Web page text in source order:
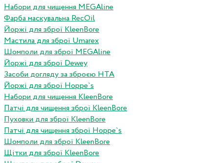
Набори для чищення MEGAline
Фарба маскувальна RecOil
Йоржі для зброї KleenBore
Мастила для зброї Umarex
Шомполи для зброї MEGAline
Йоржі для зброї Dewey
Засоби догляду за зброєю HTA
Йоржі для зброї Hoppe`s
Набори для чищення KleenBore
Патчі для чищення зброї KleenBore
Пуховки для зброї KleenBore
Патчі для чищення зброї Hoppe`s
Шомполи для зброї KleenBore
Щітки для зброї KleenBore